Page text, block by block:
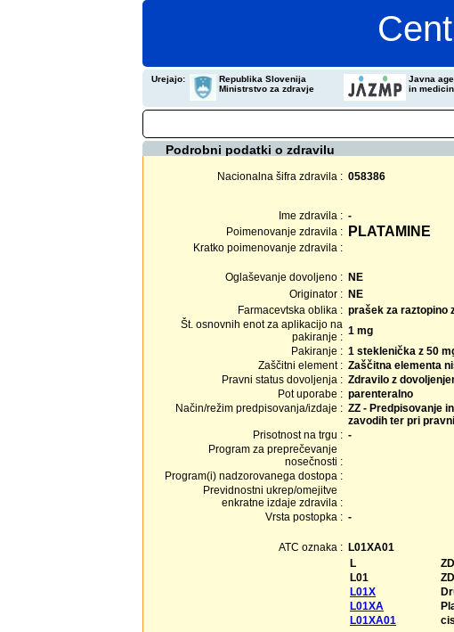
Urejajo:
Republika Slovenija
Ministrstvo za zdravje
Javna
in
Podrobni podatki o zdravilu
Nacionalna šifra zdravila : 058386
Ime zdravila : -
Poimenovanje zdravila :
PLATAMINE
Kratko poimenovanje zdravila :
Oglaševanje dovoljeno : NE
Originator : NE
Farmacevtska oblika : prašek za raztopino
Št. osnovnih enot za aplikacijo na
pakiranje : 1 mg
Pakiranje : 1 steklenička z 50
Zaščitni element : Zaščitna elementa
Pravni status dovoljenja : Zdravilo z
Pot uporabe : parenteralno
Način/režim predpisovanja/izdaje : ZZ - Predpisovanje
zavodih ter pri
Prisotnost na trgu : -
Program za preprečevanje
nosečnosti :
Program(i) nadzorovanega dostopa :
Previdnostni ukrep/omejitve
enkratne izdaje zdravila :
Vrsta postopka : -
ATC oznaka : L01XA01
L
L01
L01X
L01XA
L01XA01